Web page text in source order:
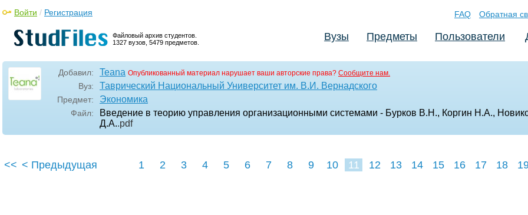
Файловый архив студентов.
1327 вузов, 5479 предметов.
Войти / Регистрация FAQ Обратная
Вузы Предметы Пользователи
Добавил: Teana Опубликованный материал нарушает ваши авторские права? Сообщите нам.
Вуз: Таврический Национальный Университет им. В.И. Вернадского
Предмет: Экономика
Файл:
Введение в теорию управления организационными системами - Бурков В.Н., Коргин Н.А.,
Д.А..pdf
<< < Предыдущая 1 2 3 4 5 6 7 8 9 10 11 12 13 14 15 16 17 18